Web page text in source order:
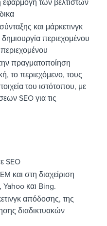
εφαρμογή των βέλτιστων
και μάρκετινγκ
περιεχομένου
πραγματοποίηση
το περιεχόμενο, τους
του ιστότοπου, με
SEO για τις
SEO
και στη διαχείριση
και Bing.
απόδοσης, της
διαδικτυακών